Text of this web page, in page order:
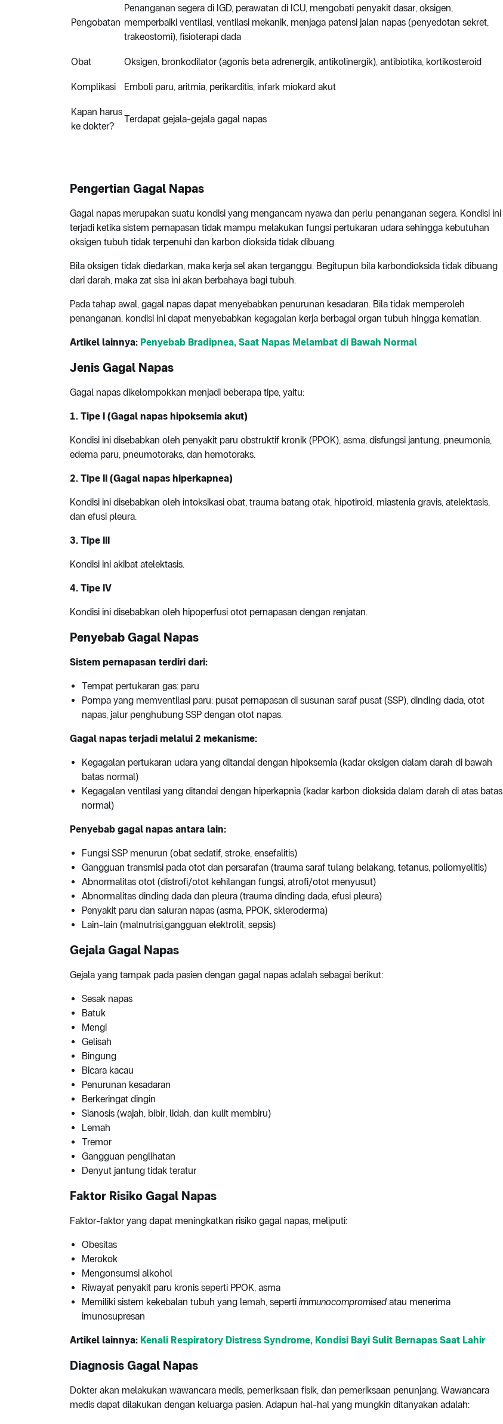
Pengobatan
Penanganan segera di IGD, perawatan di ICU, mengobati penyakit dasar, oksigen,
memperbaiki ventilasi, ventilasi mekanik, menjaga patensi jalan napas (penyedotan sekret,
trakeostomi), fisioterapi dada
Obat Oksigen, bronkodilator (agonis beta adrenergik, antikolinergik), antibiotika, kortikosteroid
Komplikasi Emboli paru, aritmia, perikarditis, infark miokard akut
Kapan harus
ke dokter?
Terdapat gejala-gejala gagal napas
Pengertian Gagal Napas
Gagal napas merupakan suatu kondisi yang mengancam nyawa dan perlu penanganan segera. Kondisi ini
terjadi ketika sistem pernapasan tidak mampu melakukan fungsi pertukaran udara sehingga kebutuhan
oksigen tubuh tidak terpenuhi dan karbon dioksida tidak dibuang.
Bila oksigen tidak diedarkan, maka kerja sel akan terganggu. Begitupun bila karbondioksida tidak dibuang
dari darah, maka zat sisa ini akan berbahaya bagi tubuh.
Pada tahap awal, gagal napas dapat menyebabkan penurunan kesadaran. Bila tidak memperoleh
penanganan, kondisi ini dapat menyebabkan kegagalan kerja berbagai organ tubuh hingga kematian.
Artikel lainnya: Penyebab Bradipnea, Saat Napas Melambat di Bawah Normal
Jenis Gagal Napas
Gagal napas dikelompokkan menjadi beberapa tipe, yaitu:
1. Tipe I (Gagal napas hipoksemia akut)
Kondisi ini disebabkan oleh penyakit paru obstruktif kronik (PPOK), asma, disfungsi jantung, pneumonia,
edema paru, pneumotoraks, dan hemotoraks.
2. Tipe II (Gagal napas hiperkapnea)
Kondisi ini disebabkan oleh intoksikasi obat, trauma batang otak, hipotiroid, miastenia gravis, atelektasis,
dan efusi pleura.
3. Tipe III
Kondisi ini akibat atelektasis.
4. Tipe IV
Kondisi ini disebabkan oleh hipoperfusi otot pernapasan dengan renjatan.
Penyebab Gagal Napas
Sistem pernapasan terdiri dari:
Tempat pertukaran gas: paru
Pompa yang memventilasi paru: pusat pernapasan di susunan saraf pusat (SSP), dinding dada, otot
napas, jalur penghubung SSP dengan otot napas.
Gagal napas terjadi melalui 2 mekanisme:
Kegagalan pertukaran udara yang ditandai dengan hipoksemia (kadar oksigen dalam darah di bawah
batas normal)
Kegagalan ventilasi yang ditandai dengan hiperkapnia (kadar karbon dioksida dalam darah di atas batas
normal)
Penyebab gagal napas antara lain:
Fungsi SSP menurun (obat sedatif, stroke, ensefalitis)
Gangguan transmisi pada otot dan persarafan (trauma saraf tulang belakang, tetanus, poliomyelitis)
Abnormalitas otot (distrofi/otot kehilangan fungsi, atrofi/otot menyusut)
Abnormalitas dinding dada dan pleura (trauma dinding dada, efusi pleura)
Penyakit paru dan saluran napas (asma, PPOK, skleroderma)
Lain-lain (malnutrisi,gangguan elektrolit, sepsis)
Gejala Gagal Napas
Gejala yang tampak pada pasien dengan gagal napas adalah sebagai berikut:
Sesak napas
Batuk
Mengi
Gelisah
Bingung
Bicara kacau
Penurunan kesadaran
Berkeringat dingin
Sianosis (wajah, bibir, lidah, dan kulit membiru)
Lemah
Tremor
Gangguan penglihatan
Denyut jantung tidak teratur
Faktor Risiko Gagal Napas
Faktor-faktor yang dapat meningkatkan risiko gagal napas, meliputi:
Obesitas
Merokok
Mengonsumsi alkohol
Riwayat penyakit paru kronis seperti PPOK, asma
Memiliki sistem kekebalan tubuh yang lemah, seperti immunocompromised atau menerima
imunosupresan
Artikel lainnya: Kenali Respiratory Distress Syndrome, Kondisi Bayi Sulit Bernapas Saat Lahir
Diagnosis Gagal Napas
Dokter akan melakukan wawancara medis, pemeriksaan fisik, dan pemeriksaan penunjang. Wawancara
medis dapat dilakukan dengan keluarga pasien. Adapun hal-hal yang mungkin ditanyakan adalah: